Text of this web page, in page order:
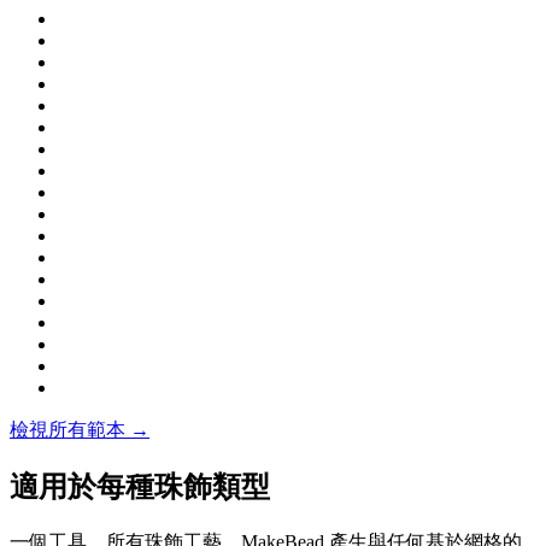
檢視所有範本 →
適用於每種珠飾類型
一個工具，所有珠飾工藝。MakeBead 產生與任何基於網格的